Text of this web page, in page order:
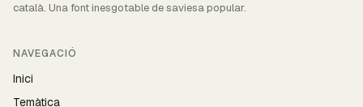
català. Una font inesgotable de saviesa popular.
NAVEGACIÓ
Inici
Temàtica